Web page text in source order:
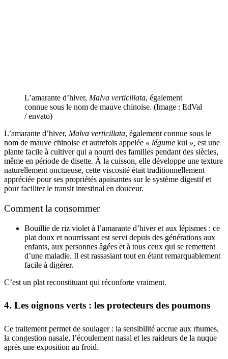
L’amarante d’hiver, Malva verticillata, également
connue sous le nom de mauve chinoise. (Image : EdVal
/ envato)
L’amarante d’hiver, Malva verticillata, également connue sous le
nom de mauve chinoise et autrefois appelée « légume kui », est une
plante facile à cultiver qui a nourri des familles pendant des siècles,
même en période de disette. À la cuisson, elle développe une texture
naturellement onctueuse, cette viscosité était traditionnellement
appréciée pour ses propriétés apaisantes sur le système digestif et
pour faciliter le transit intestinal en douceur.
Comment la consommer
Bouillie de riz violet à l’amarante d’hiver et aux lépismes : ce
plat doux et nourrissant est servi depuis des générations aux
enfants, aux personnes âgées et à tous ceux qui se remettent
d’une maladie. Il est rassasiant tout en étant remarquablement
facile à digérer.
C’est un plat reconstituant qui réconforte vraiment.
4. Les oignons verts : les protecteurs des poumons
Ce traitement permet de soulager : la sensibilité accrue aux rhumes,
la congestion nasale, l’écoulement nasal et les raideurs de la nuque
après une exposition au froid.